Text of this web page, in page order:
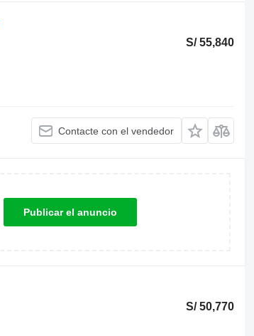
S/ 55,840
Contacte con el vendedor
Publicar el anuncio
S/ 50,770